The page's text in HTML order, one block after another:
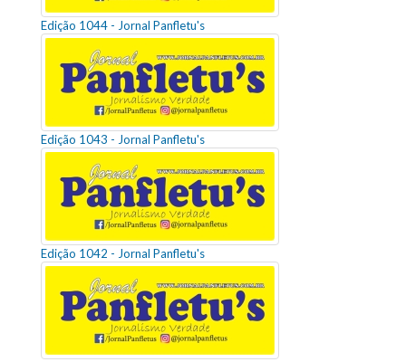
Edição 1044 - Jornal Panfletu's
Edição 1043 - Jornal Panfletu's
Edição 1042 - Jornal Panfletu's